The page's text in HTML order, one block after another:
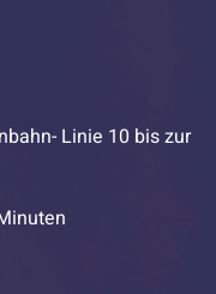
Linie 10 bis zur